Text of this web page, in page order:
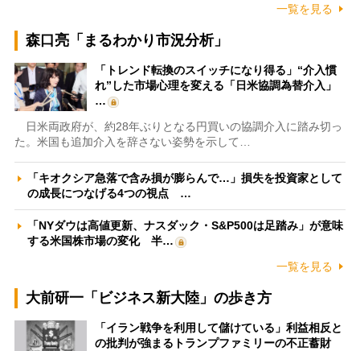
一覧を見る
森口亮「まるわかり市況分析」
「トレンド転換のスイッチになり得る」“介入慣
れ”した市場心理を変える「日米協調為替介入」
…
日米両政府が、約28年ぶりとなる円買いの協調介入に踏み切っ
た。米国も追加介入を辞さない姿勢を示して…
「キオクシア急落で含み損が膨らんで…」損失を投資家として
の成長につなげる4つの視点 …
「NYダウは高値更新、ナスダック・S&P500は足踏み」が意味
する米国株市場の変化 半…
一覧を見る
大前研一「ビジネス新大陸」の歩き方
「イラン戦争を利用して儲けている」利益相反と
の批判が強まるトランプファミリーの不正蓄財